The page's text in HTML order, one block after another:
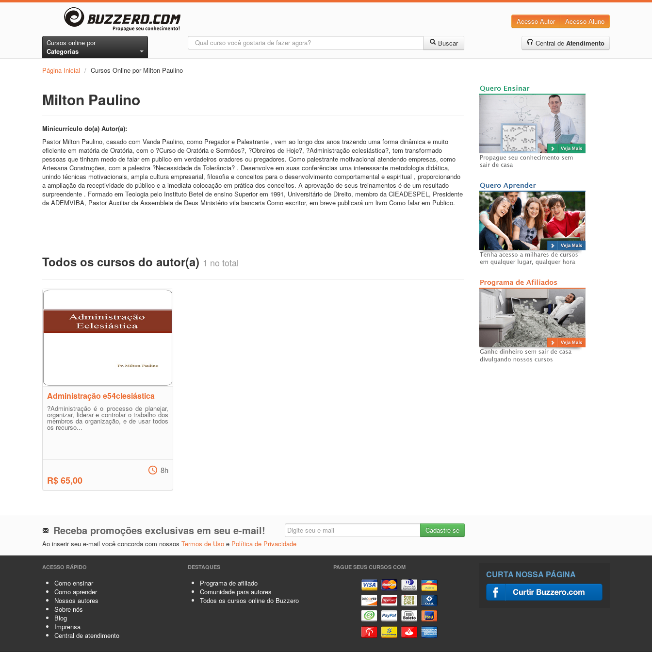
Acesso Autor Acesso Aluno
Cursos online por
Categorias
Buscar Central de Atendimento
Página Inicial / Cursos Online por Milton Paulino
Milton Paulino
Minicurrículo do(a) Autor(a):
Pastor Milton Paulino, casado com Vanda Paulino, como Pregador e Palestrante , vem ao longo dos anos trazendo uma forma dinâmica e muito
eficiente em matéria de Oratória, com o ?Curso de Oratória e Sermões?, ?Obreiros de Hoje?, ?Administração eclesiástica?, tem transformado
pessoas que tinham medo de falar em publico em verdadeiros oradores ou pregadores. Como palestrante motivacional atendendo empresas, como
Artesana Construções, com a palestra ?Necessidade da Tolerância? . Desenvolve em suas conferências uma interessante metodologia didática,
unindo técnicas motivacionais, ampla cultura empresarial, filosofia e conceitos para o desenvolvimento comportamental e espiritual , proporcionando
a ampliação da receptividade do público e a imediata colocação em prática dos conceitos. A aprovação de seus treinamentos é de um resultado
surpreendente . Formado em Teologia pelo Instituto Betel de ensino Superior em 1991, Universitário de Direito, membro da CIEADESPEL, Presidente
da ADEMVIBA, Pastor Auxiliar da Assembleia de Deus Ministério vila bancaria Como escritor, em breve publicará um livro Como falar em Publico.
Todos os cursos do autor(a) 1 no total
Administração e54clesiástica
?Administração é o processo de planejar,
organizar, liderar e controlar o trabalho dos
membros da organização, e de usar todos
os recurso...
R$ 65,00
8h
Receba promoções exclusivas em seu e-mail!
Ao inserir seu e-mail você concorda com nossos Termos de Uso e Política de Privacidade
ACESSO RÁPIDO
Como ensinar
Como aprender
Nossos autores
Sobre nós
Blog
Imprensa
Central de atendimento
DESTAQUES
Programa de afiliado
Comunidade para autores
Todos os cursos online do Buzzero
PAGUE SEUS CURSOS COM
CURTA NOSSA PÁGINA